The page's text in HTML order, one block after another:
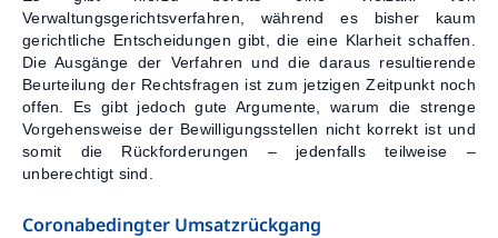
Verwaltungsgerichtsverfahren, während es bisher kaum
gerichtliche Entscheidungen gibt, die eine Klarheit schaffen.
Die Ausgänge der Verfahren und die daraus resultierende
Beurteilung der Rechtsfragen ist zum jetzigen Zeitpunkt noch
offen. Es gibt jedoch gute Argumente, warum die strenge
Vorgehensweise der Bewilligungsstellen nicht korrekt ist und
somit die Rückforderungen – jedenfalls teilweise –
unberechtigt sind.
Coronabedingter Umsatzrückgang